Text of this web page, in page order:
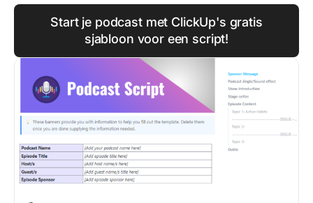
Start je podcast met ClickUp's gratis
sjabloon voor een script!